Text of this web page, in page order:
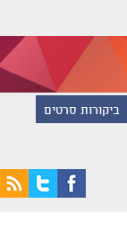
ביקורות סרטים